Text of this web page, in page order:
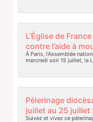
L’Église de
contre l’aide à
À Paris, l’Assemblée
mercredi soir 15 juillet, la
Pèlerinage
juillet au 25 juillet
Suivez et vivez ce